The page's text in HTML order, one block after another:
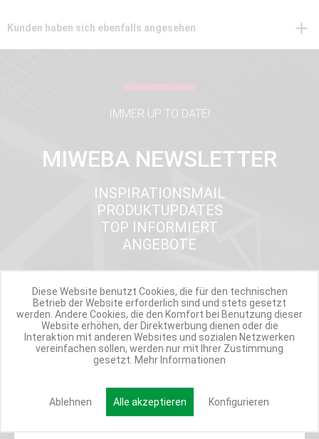
Kunden haben sich ebenfalls angesehen
IMMER UP TO DATE!
MIWEBA NEWSLETTER
INSPIRATIONSMAIL
PRODUKTUPDATES
TOP INFORMIERT
ANGEBOTE
Werde Teil der Miweba Community!
Verpasse nie wieder exklusive Newsletter-Rabatte und Aktionen
Anmelden
Diese Website benutzt Cookies, die für den technischen
Betrieb der Website erforderlich sind und stets gesetzt
werden. Andere Cookies, die den Komfort bei Benutzung dieser
Website erhöhen, der Direktwerbung dienen oder die
Interaktion mit anderen Websites und sozialen Netzwerken
vereinfachen sollen, werden nur mit Ihrer Zustimmung
gesetzt. Mehr Informationen
Ablehnen Alle akzeptieren Konfigurieren